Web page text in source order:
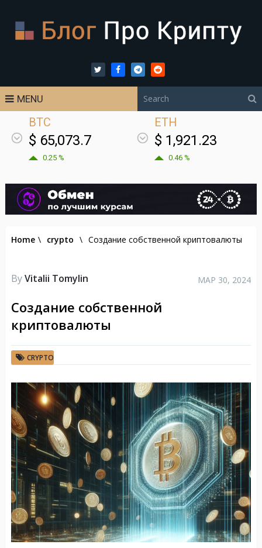
MENU
BTC
$ 65,073.7
0.25 %
ETH
$ 1,921.23
0.46 %
Home \ crypto \ Создание собственной криптовалюты
ByVitalii Tomylin МАР 30, 2024
Создание собственной
криптовалюты
CRYPTO